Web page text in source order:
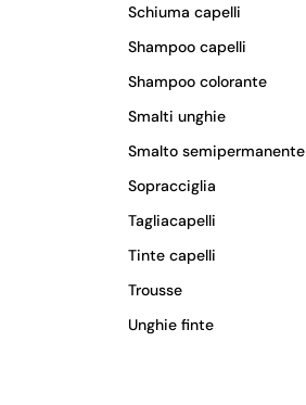
Schiuma capelli
Shampoo capelli
Shampoo colorante
Smalti unghie
Smalto semipermanente
Sopracciglia
Tagliacapelli
Tinte capelli
Trousse
Unghie finte